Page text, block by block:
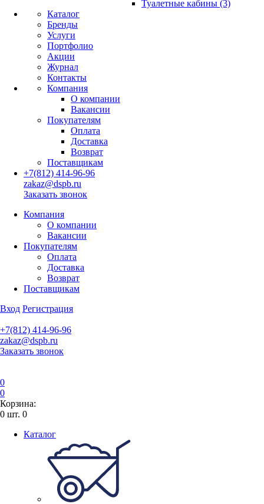
Туалетные кабины (3)
Каталог
Бренды
Услуги
Портфолио
Акции
Журнал
Контакты
Компания
О компании
Вакансии
Покупателям
Оплата
Доставка
Возврат
Поставщикам
+7(812) 414-96-96
zakaz@dspb.ru
Заказать звонок
Компания
О компании
Вакансии
Покупателям
Оплата
Доставка
Возврат
Поставщикам
Вход Регистрация
+7(812) 414-96-96
zakaz@dspb.ru
Заказать звонок
0
0
Корзина:
0 шт. 0
Каталог